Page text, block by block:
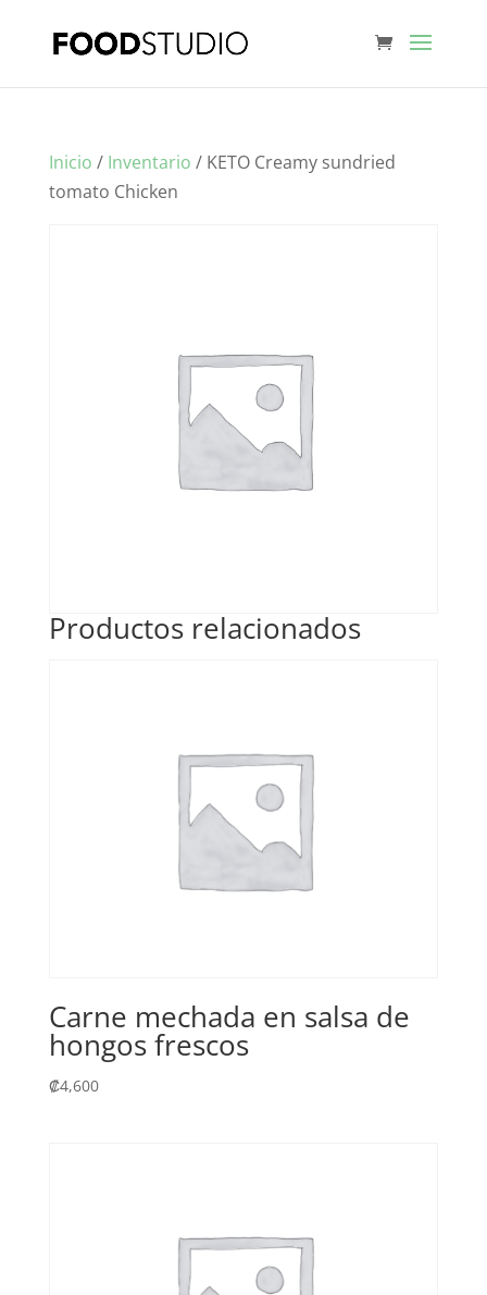
Inicio / Inventario / KETO Creamy sundried
tomato Chicken
Productos relacionados
Carne mechada en salsa de
hongos frescos
₡4,600